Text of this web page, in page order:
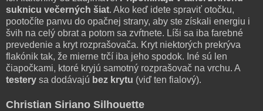
suknicu večerných šiat. Ako keď idete spraviť otočku,
pootočíte panvu do opačnej strany, aby ste získali energiu i
švih na celý obrat a potom sa zvŕtnete. Líši sa iba farebné
prevedenie a kryt rozprašovača. Kryt niektorých prekrýva
flakónik tak, že mierne trčí iba jeho spodok. Iné sú len
čiapočkami, ktoré kryjú samotný rozprašovač na vrchu. A
testery sa dodávajú bez krytu (viď ten fialový).
Christian Siriano Silhouette